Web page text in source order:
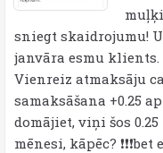
sniegt skaidrojumu!
janvāra esmu
Vienreiz atmaksāju
samaksāšana +0.25
domājiet, viņi šos
mēnesi, kāpēc?